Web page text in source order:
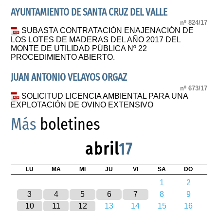
AYUNTAMIENTO DE SANTA CRUZ DEL VALLE
nº 824/17
SUBASTA CONTRATACIÓN ENAJENACIÓN DE
LOS LOTES DE MADERAS DEL AÑO 2017 DEL
MONTE DE UTILIDAD PÚBLICA Nº 22
PROCEDIMIENTO ABIERTO.
JUAN ANTONIO VELAYOS ORGAZ
nº 673/17
SOLICITUD LICENCIA AMBIENTAL PARA UNA
EXPLOTACIÓN DE OVINO EXTENSIVO
Más boletines
abril17
LU MA MI JU VI SA DO
1
2
3
4 5 6 7 8
9
10
11 12 13 14 15
16